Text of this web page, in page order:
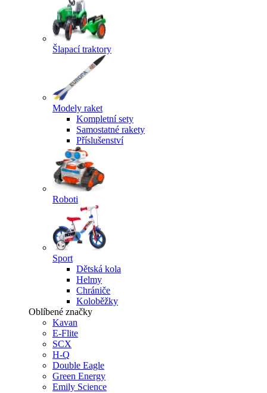
Šlapací traktory
Modely raket
Kompletní sety
Samostatné rakety
Příslušenství
Roboti
Sport
Dětská kola
Helmy
Chrániče
Koloběžky
Oblíbené značky
Kavan
E-Flite
SCX
H-Q
Double Eagle
Green Energy
Emily Science